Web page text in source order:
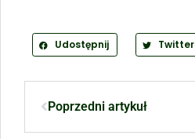
Udostępnij Twitter
Poprzedni artykuł